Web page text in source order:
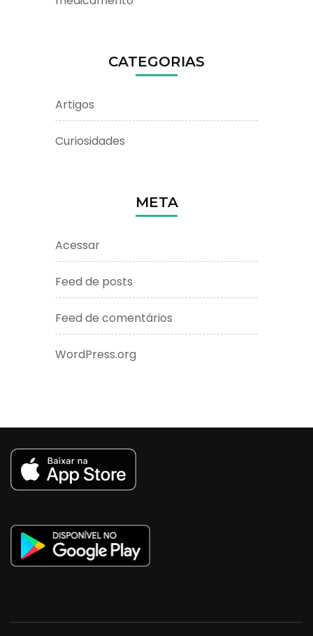
CATEGORIAS
Artigos
Curiosidades
META
Acessar
Feed de posts
Feed de comentários
WordPress.org